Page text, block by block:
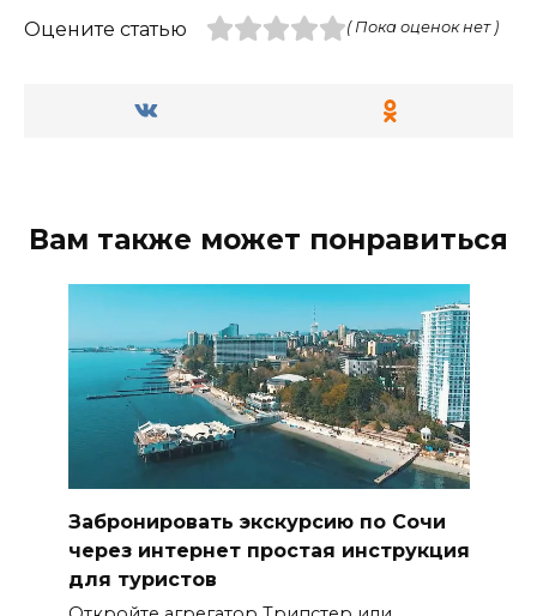
Оцените статью ( Пока оценок нет )
Вам также может понравиться
Забронировать экскурсию по Сочи
через интернет простая инструкция
для туристов